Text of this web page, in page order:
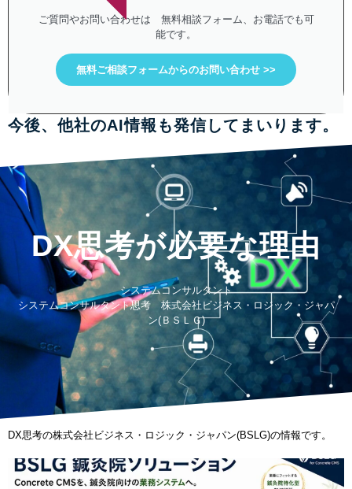
ご質問やお問い合わせは 無料相談フォーム、お電話でも可
能です。
無料ご相談フォームからのお問い合わせ >>
今後、他社のAI情報も発信してまいります。
DX思考が必要な理由
システムコンサルタント
システムコンサルタント思考 株式会社ビジネス・ロジック・ジャパ
ン(ＢＳＬＧ)
DX思考の株式会社ビジネス・ロジック・ジャパン(BSLG)の情報です。